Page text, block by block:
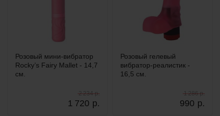
Розовый мини-вибратор
Rocky’s Fairy Mallet - 14,7
см.
1 720 р.
2 234 р.
Розовый гелевый
вибратор-реалистик -
16,5 см.
990 р.
1 286 р.